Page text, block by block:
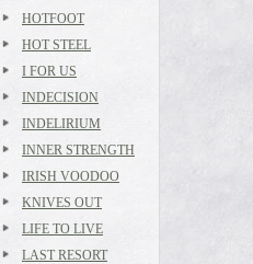
HOTFOOT
HOT STEEL
I FOR US
INDECISION
INDELIRIUM
INNER STRENGTH
IRISH VOODOO
KNIVES OUT
LIFE TO LIVE
LAST RESORT